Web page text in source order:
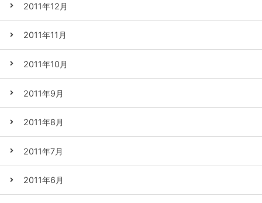
2011年12月
2011年11月
2011年10月
2011年9月
2011年8月
2011年7月
2011年6月